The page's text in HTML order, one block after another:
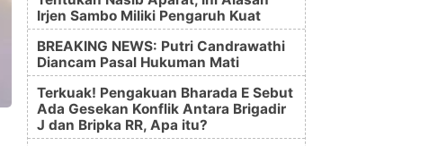
Irjen Sambo Miliki Pengaruh Kuat
BREAKING NEWS: Putri Candrawathi
Diancam Pasal Hukuman Mati
Terkuak! Pengakuan Bharada E Sebut
Ada Gesekan Konflik Antara Brigadir
J dan Bripka RR, Apa itu?